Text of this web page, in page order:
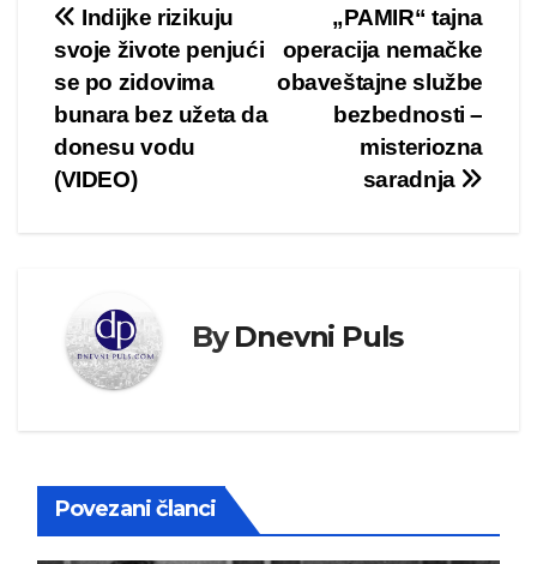
Kretanje
članka
„PAMIR“ tajna
operacija nemačke
obaveštajne službe
bezbednosti –
misteriozna
saradnja
Indijke rizikuju
svoje živote penjući
se po zidovima
bunara bez užeta da
donesu vodu
(VIDEO)
ByDnevni Puls
Povezani članci